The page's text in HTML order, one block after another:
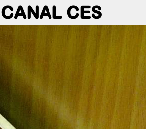
CANAL CES